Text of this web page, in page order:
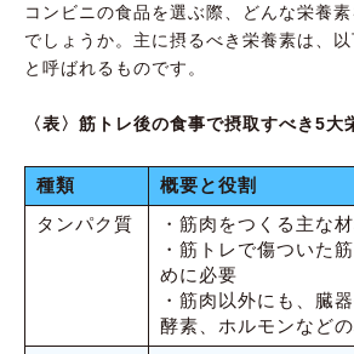
コンビニの食品を選ぶ際、どんな栄養
でしょうか。主に摂るべき栄養素は、以
と呼ばれるものです。
〈表〉筋トレ後の食事で摂取すべき5大
種類
概要と役割
タンパク質
・筋肉をつくる主な
・筋トレで傷ついた
めに必要
・筋肉以外にも、臓
酵素、ホルモンなど